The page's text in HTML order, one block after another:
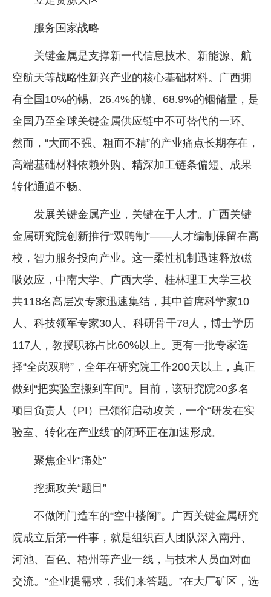
服务国家战略
关键金属是支撑新一代信息技术、新能源、航
空航天等战略性新兴产业的核心基础材料。广西拥
有全国10%的锡、26.4%的锑、68.9%的铟储量，是
全国乃至全球关键金属供应链中不可替代的一环。
然而，“大而不强、粗而不精”的产业痛点长期存在，
高端基础材料依赖外购、精深加工链条偏短、成果
转化通道不畅。
发展关键金属产业，关键在于人才。广西关键
金属研究院创新推行“双聘制”——人才编制保留在高
校，智力服务投向产业。这一柔性机制迅速释放磁
吸效应，中南大学、广西大学、桂林理工大学三校
共118名高层次专家迅速集结，其中首席科学家10
人、科技领军专家30人、科研骨干78人，博士学历
117人，教授职称占比60%以上。更有一批专家选
择“全岗双聘”，全年在研究院工作200天以上，真正
做到“把实验室搬到车间”。目前，该研究院20多名
项目负责人（PI）已领衔启动攻关，一个“研发在实
验室、转化在产业线”的闭环正在加速形成。
聚焦企业“痛处”
挖掘攻关“题目”
不做闭门造车的“空中楼阁”。广西关键金属研究
院成立后第一件事，就是组织百人团队深入南丹、
河池、百色、梧州等产业一线，与技术人员面对面
交流。“企业提需求，我们来答题。”在大厂矿区，选